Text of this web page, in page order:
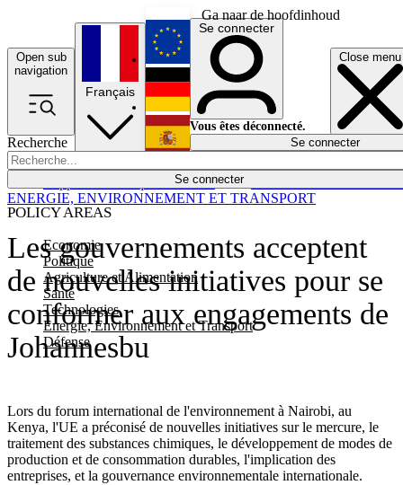
Ga naar de hoofdinhoud
Open sub
navigation
Close menu
Recherche
Se connecter
POLICY AREAS
Economie
Politique
Agriculture et Alimentation
Santé
Technologies
Energie, Environnement et Transport
Défense
Économie
Français
English
Deutsch
Español
Se connecter
Vous êtes déconnecté.
Se connecter
Les gouvernements acceptent
de nouvelles initiatives pour se
conformer aux engagements de
Johannesbu
Lors du forum international de l'environnement à Nairobi, au
Kenya, l'UE a préconisé de nouvelles initiatives sur le mercure, le
traitement des substances chimiques, le développement de modes de
production et de consommation durables, l'implication des
entreprises, et la gouvernance environnementale internationale.
ENERGIE, ENVIRONNEMENT ET TRANSPORT